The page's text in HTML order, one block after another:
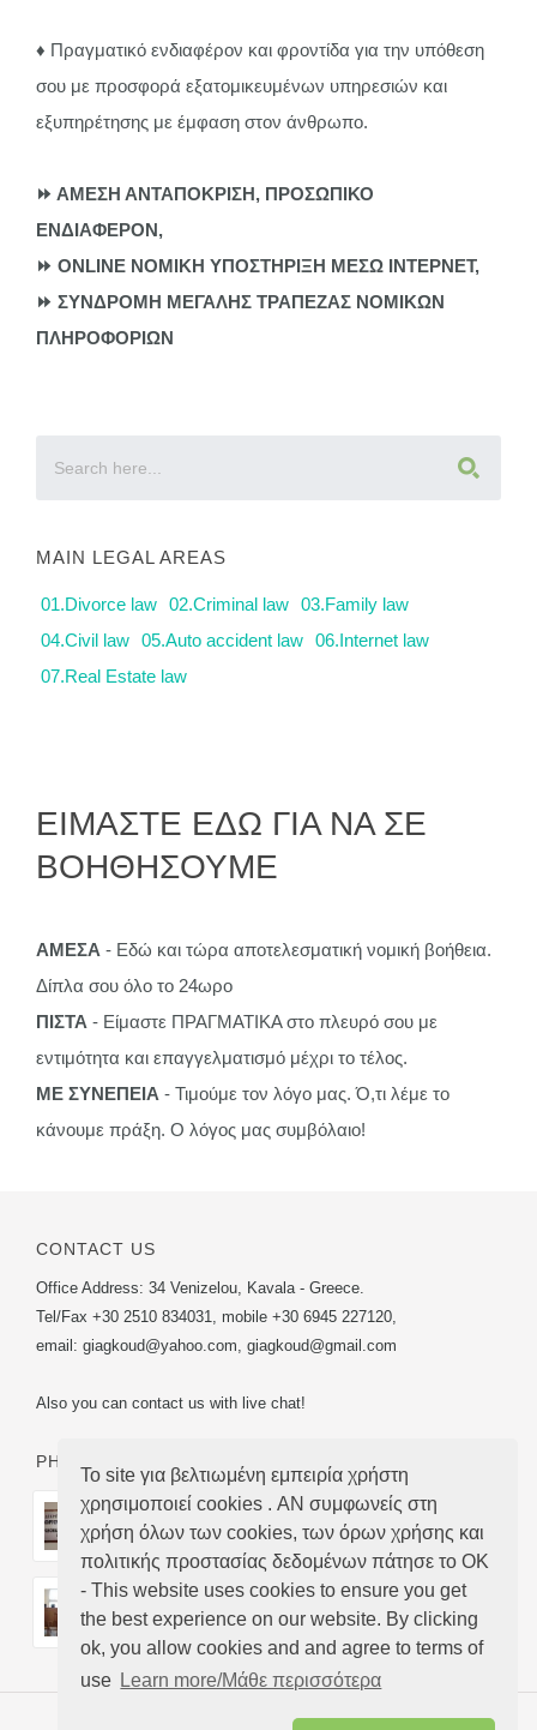
Το site για βελτιωμένη εμπειρία χρήστη
χρησιμοποιεί cookies . ΑΝ συμφωνείς στη
χρήση όλων των cookies, των όρων χρήσης και
πολιτικής προστασίας δεδομένων πάτησε το ΟΚ
- This website uses cookies to ensure you get
the best experience on our website. By clicking
ok, you allow cookies and and agree to terms of
use Learn more/Μάθε περισσότερα
♦ Πραγματικό ενδιαφέρον και φροντίδα για την υπόθεση
σου με προσφορά εξατομικευμένων υπηρεσιών και
εξυπηρέτησης με έμφαση στον άνθρωπο.
⏩ ΑΜΕΣΗ ΑΝΤΑΠΟΚΡΙΣΗ, ΠΡΟΣΩΠΙΚΟ
ΕΝΔΙΑΦΕΡΟΝ,
⏩ ONLINE NOMIKH ΥΠΟΣΤΗΡΙΞΗ ΜΕΣΩ ΙΝΤΕΡΝΕΤ,
⏩ ΣΥΝΔΡΟΜΗ ΜΕΓΑΛΗΣ ΤΡΑΠΕΖΑΣ ΝΟΜΙΚΩΝ
ΠΛΗΡΟΦΟΡΙΩΝ
MAIN LEGAL AREAS
01.Divorce law 02.Criminal law 03.Family law
04.Civil law 05.Auto accident law 06.Internet law
07.Real Estate law
ΕΙΜΑΣΤΕ ΕΔΩ ΓΙΑ ΝΑ ΣΕ
ΒΟΗΘΗΣΟΥΜΕ
ΑΜΕΣΑ - Εδώ και τώρα αποτελεσματική νομική βοήθεια.
Δίπλα σου όλο το 24ωρο
ΠΙΣΤΑ - Είμαστε ΠΡΑΓΜΑΤΙΚΑ στο πλευρό σου με
εντιμότητα και επαγγελματισμό μέχρι το τέλος.
ΜΕ ΣΥΝΕΠΕΙΑ - Τιμούμε τον λόγο μας. Ό,τι λέμε το
κάνουμε πράξη. Ο λόγος μας συμβόλαιο!
CONTACT US
Office Address: 34 Venizelou, Kavala - Greece.
Tel/Fax +30 2510 834031, mobile +30 6945 227120,
email: giagkoud@yahoo.com, giagkoud@gmail.com
Also you can contact us with live chat!
PHOTOS